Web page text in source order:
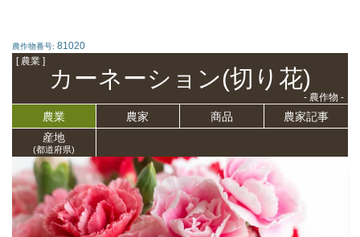
農作物番号: 81020
[ 農業 ]
カーネーション(切り花)
- 農作物 -
農業 農家 商品
農家記事
産地
(都道府県)